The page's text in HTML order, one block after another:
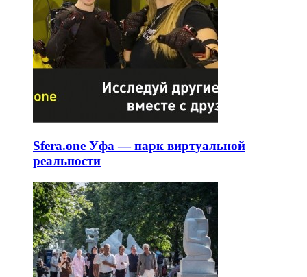
Sfera.one Уфа — парк виртуальной
реальности